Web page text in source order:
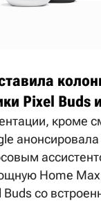
Pixel Buds
кроме
Home
со